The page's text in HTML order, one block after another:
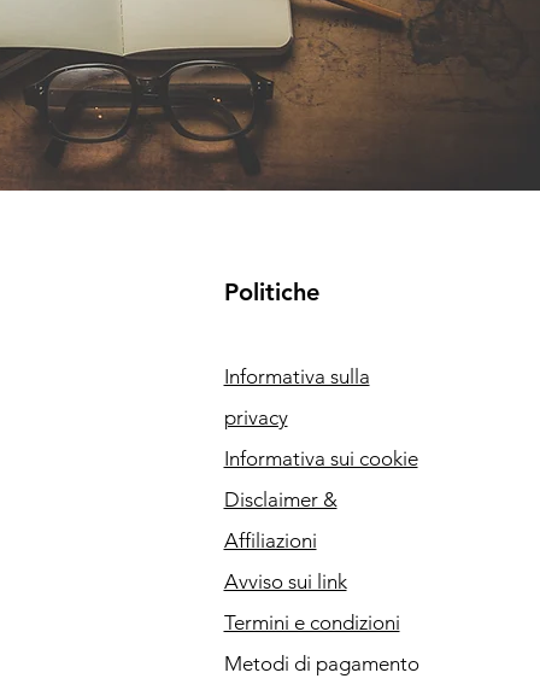
Politiche
Informativa sulla
privacy
Informativa sui cookie
Disclaimer &
Affiliazioni
Avviso sui link
Termini e condizioni
Metodi di pagamento